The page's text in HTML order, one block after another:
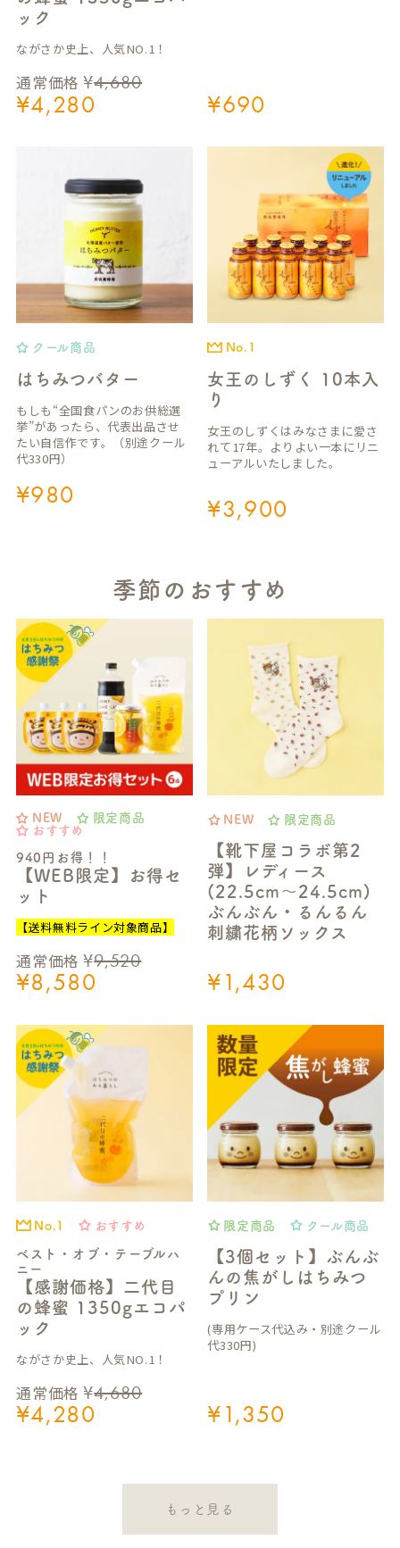
ック
通常価格 ¥4,680
¥4,280
ながさか史上、人気NO.1！
¥690
はちみつバター
クール商品
¥980
もしも“全国食パンのお供総選
挙”があったら、代表出品させ
たい自信作です。（別途クール
代330円）
女王のしずく 10本入
り
No.1
¥3,900
女王のしずくはみなさまに愛さ
れて17年。よりよい一本にリニ
ューアルいたしました。
季節のおすすめ
940円お得！！
【WEB限定】お得セ
ット
NEW
限定商品
おすすめ
通常価格 ¥9,520
¥8,580
【送料無料ライン対象商品】
【靴下屋コラボ第2
弾】レディース
(22.5cm～24.5cm)
ぶんぶん・るんるん
刺繍花柄ソックス
NEW 限定商品
¥1,430
ベスト・オブ・テーブルハ
ニー
【感謝価格】二代目
の蜂蜜 1350gエコパ
ック
No.1 おすすめ
通常価格 ¥4,680
¥4,280
ながさか史上、人気NO.1！
【3個セット】ぶんぶ
んの焦がしはちみつ
プリン
限定商品 クール商品
¥1,350
(専用ケース代込み・別途クール
代330円)
もっと見る